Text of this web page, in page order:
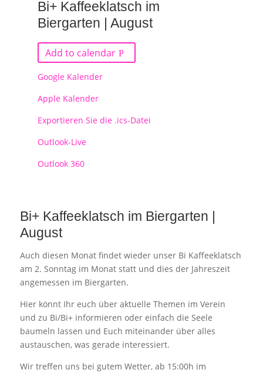
Bi+ Kaffeeklatsch im
Biergarten | August
Add to calendar
Google Kalender
Apple Kalender
Exportieren Sie die .ics-Datei
Outlook-Live
Outlook 360
Bi+ Kaffeeklatsch im Biergarten |
August
Auch diesen Monat findet wieder unser Bi Kaffeeklatsch
am 2. Sonntag im Monat statt und dies der Jahreszeit
angemessen im Biergarten.
Hier könnt Ihr euch über aktuelle Themen im Verein
und zu Bi/Bi+ informieren oder einfach die Seele
baumeln lassen und Euch miteinander über alles
austauschen, was gerade interessiert.
Wir treffen uns bei gutem Wetter, ab 15:00h im